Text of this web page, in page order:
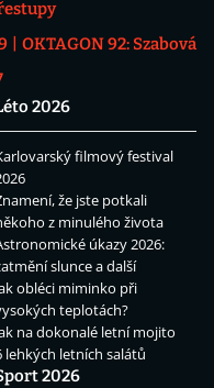
OKTAGON 92: Szabová
2026
filmový festival
že jste potkali
z minulého života
úkazy 2026:
slunce a další
obléci miminko při
teplotách?
na dokonalé letní mojito
lehkých letních salátů
2026